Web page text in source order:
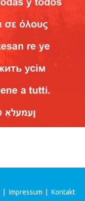
| Impressum | Kontakt